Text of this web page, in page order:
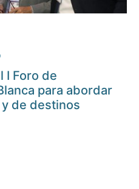
I Foro de
para abordar
de destinos